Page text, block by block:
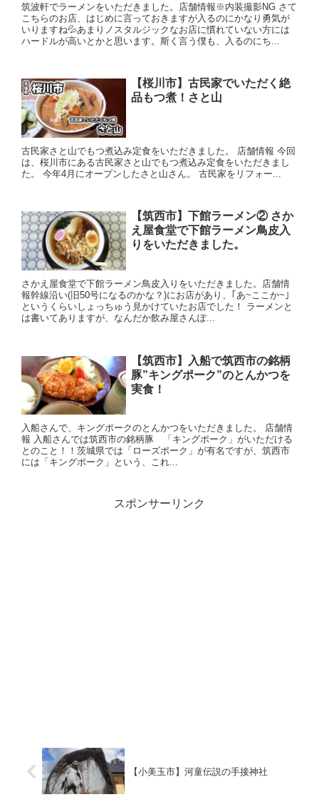
筑波軒でラーメンをいただきました。店舗情報※内装撮影NG さて
こちらのお店、はじめに言っておきますが入るのにかなり勇気が
いりますね💦あまりノスタルジックなお店に慣れていない方には
ハードルが高いとかと思います。斯く言う僕も、入るのにち...
【桜川市】古民家でいただく絶
品もつ煮！さと山
古民家さと山でもつ煮込み定食をいただきました。 店舗情報 今回
は、桜川市にある古民家さと山でもつ煮込み定食をいただきまし
た。 今年4月にオープンしたさと山さん。 古民家をリフォー...
【筑西市】下館ラーメン② さか
え屋食堂で下館ラーメン鳥皮入
りをいただきました。
さかえ屋食堂で下館ラーメン鳥皮入りをいただきました。店舗情
報幹線沿い(旧50号になるのかな？)にお店があり、｢あ~ここか~｣
というくらいしょっちゅう見かけていたお店でした！ ラーメンと
は書いてありますが、なんだか飲み屋さんぽ...
【筑西市】入船で筑西市の銘柄
豚”キングポーク”のとんかつを
実食！
入船さんで、キングポークのとんかつをいただきました。 店舗情
報 入船さんでは筑西市の銘柄豚 「キングポーク」がいただける
とのこと！！茨城県では「ローズポーク」が有名ですが、筑西市
には「キングポーク」という、これ...
スポンサーリンク
【小美玉市】河童伝説の手接神社